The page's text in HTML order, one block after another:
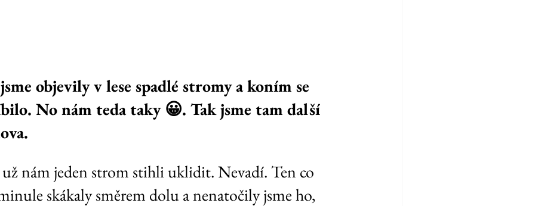
objevily v lese spadlé stromy a koním se
No nám teda taky 😀. Tak jsme tam další
už nám jeden strom stihli uklidit. Nevadí. Ten co
skákaly směrem dolu a nenatočily jsme ho,